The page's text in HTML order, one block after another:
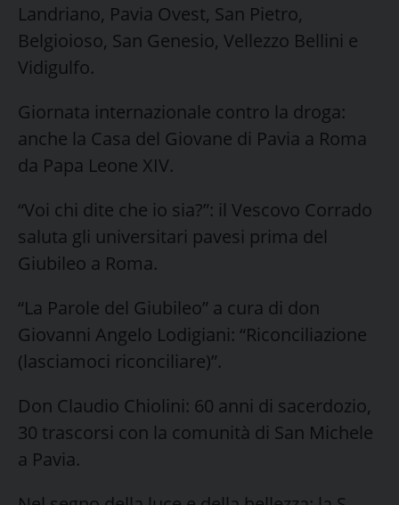
Landriano, Pavia Ovest, San Pietro,
Belgioioso, San Genesio, Vellezzo Bellini e
Vidigulfo.
Giornata internazionale contro la droga:
anche la Casa del Giovane di Pavia a Roma
da Papa Leone XIV.
“Voi chi dite che io sia?”: il Vescovo Corrado
saluta gli universitari pavesi prima del
Giubileo a Roma.
“La Parole del Giubileo” a cura di don
Giovanni Angelo Lodigiani: “Riconciliazione
(lasciamoci riconciliare)”.
Don Claudio Chiolini: 60 anni di sacerdozio,
30 trascorsi con la comunità di San Michele
a Pavia.